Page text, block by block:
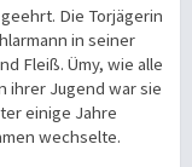
Die Torjägerin
in seiner
Fleiß. Ümy, wie alle
ihrer Jugend war sie
einige Jahre
wechselte.